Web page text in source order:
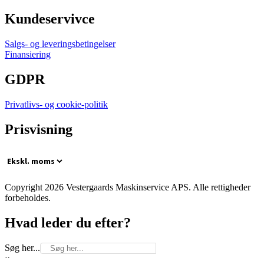
Kundeservivce
Salgs- og leveringsbetingelser
Finansiering
GDPR
Privatlivs- og cookie-politik
Prisvisning
Copyright 2026 Vestergaards Maskinservice APS. Alle rettigheder
forbeholdes.
Hvad leder du efter?
Søg her...